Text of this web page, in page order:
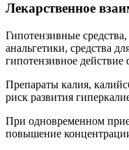
Лекарственное
Гипотензивные
анальгетики, средства
гипотензивное действие
Препараты калия,
риск развития
При одновременном
повышение